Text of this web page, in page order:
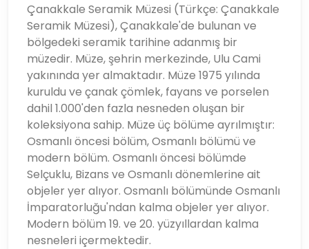
Çanakkale Seramik Müzesi (Türkçe: Çanakkale
Seramik Müzesi), Çanakkale'de bulunan ve
bölgedeki seramik tarihine adanmış bir
müzedir. Müze, şehrin merkezinde, Ulu Cami
yakınında yer almaktadır. Müze 1975 yılında
kuruldu ve çanak çömlek, fayans ve porselen
dahil 1.000'den fazla nesneden oluşan bir
koleksiyona sahip. Müze üç bölüme ayrılmıştır:
Osmanlı öncesi bölüm, Osmanlı bölümü ve
modern bölüm. Osmanlı öncesi bölümde
Selçuklu, Bizans ve Osmanlı dönemlerine ait
objeler yer alıyor. Osmanlı bölümünde Osmanlı
İmparatorluğu'ndan kalma objeler yer alıyor.
Modern bölüm 19. ve 20. yüzyıllardan kalma
nesneleri içermektedir.